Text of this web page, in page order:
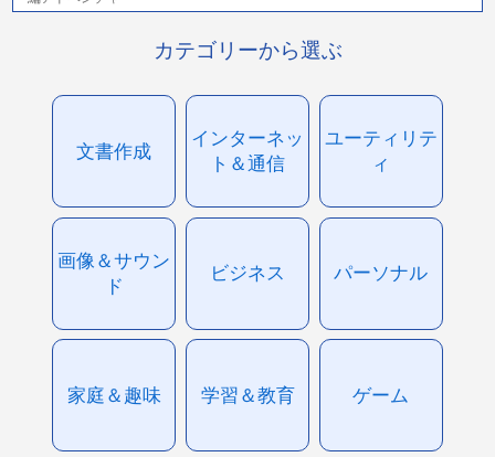
カテゴリーから選ぶ
文書作成
インターネッ
ト＆通信
ユーティリテ
ィ
画像＆サウン
ド
ビジネス パーソナル
家庭＆趣味 学習＆教育 ゲーム